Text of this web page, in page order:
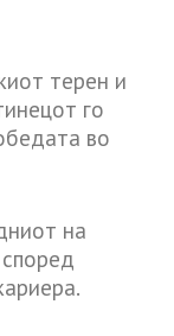
терен и
го
во
на